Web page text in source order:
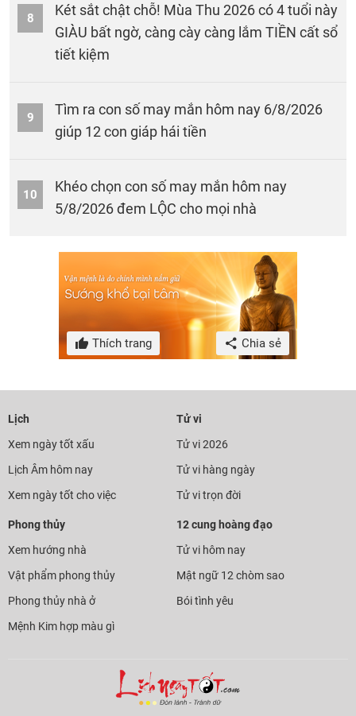
8
Két sắt chật chỗ! Mùa Thu 2026 có 4 tuổi này
GIÀU bất ngờ, càng cày càng lắm TIỀN cất sổ
tiết kiệm
9
Tìm ra con số may mắn hôm nay 6/8/2026
giúp 12 con giáp hái tiền
10
Khéo chọn con số may mắn hôm nay
5/8/2026 đem LỘC cho mọi nhà
Thích trang Chia sẻ
Lịch
Xem ngày tốt xấu
Lịch Âm hôm nay
Xem ngày tốt cho việc
Tử vi
Tử vi 2026
Tử vi hàng ngày
Tử vi trọn đời
Phong thủy
Xem hướng nhà
Vật phẩm phong thủy
Phong thủy nhà ở
Mệnh Kim hợp màu gì
12 cung hoàng đạo
Tử vi hôm nay
Mật ngữ 12 chòm sao
Bói tình yêu